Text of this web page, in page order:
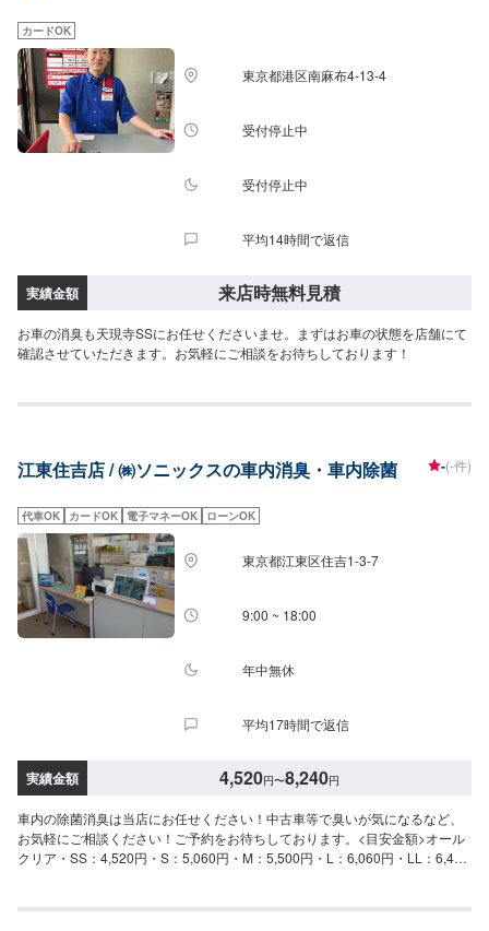
さった際に少し吠えることがございます。ご了承いただけますと幸いです。
カードOK
東京都港区南麻布4-13-4
受付停止中
受付停止中
平均14時間で返信
実績金額 来店時無料見積
お車の消臭も天現寺SSにお任せくださいませ。まずはお車の状態を店舗にて
確認させていただきます。お気軽にご相談をお待ちしております！
江東住吉店 / ㈱ソニックスの車内消臭・車内除菌 -(-件)
代車OK カードOK 電子マネーOK ローンOK
東京都江東区住吉1-3-7
9:00 ~ 18:00
年中無休
平均17時間で返信
実績金額 4,520円〜8,240円
車内の除菌消臭は当店にお任せください！中古車等で臭いが気になるなど、
お気軽にご相談ください！ご予約をお待ちしております。<目安金額>オール
クリア・SS：4,520円・S：5,060円・M：5,500円・L：6,060円・LL：6,490
っていいます。特にオイル交換、バッテリー交換のスピード作業、コーティ